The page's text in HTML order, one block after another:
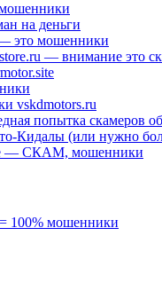
на деньги
это мошенники
— внимание это
vskdmotors.ru
попытка скамеров
Кидалы (или нужно
— СКАМ, мошенники
100% мошенники